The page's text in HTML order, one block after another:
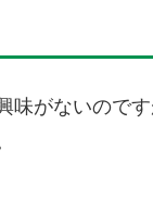
味がないので